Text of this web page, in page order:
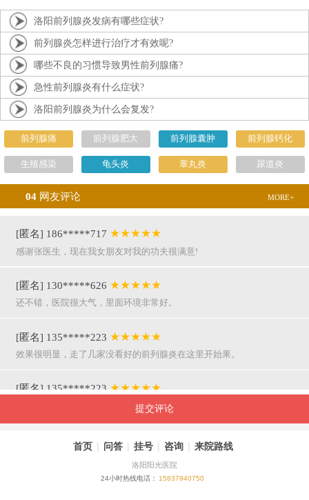
洛阳前列腺炎发病有哪些症状?
前列腺炎怎样进行治疗才有效呢?
哪些不良的习惯导致男性前列腺痛?
急性前列腺炎有什么症状?
洛阳前列腺炎为什么会复发?
前列腺痛 前列腺肥大 前列腺囊肿 前列腺钙化
生殖感染 龟头炎 睾丸炎 尿道炎
04 网友评论 MORE+
[匿名] 186*****717 ★★★★★
感谢张医生，现在我女朋友对我的功夫很满意!
[匿名] 130*****626 ★★★★★
还不错，医院很大气，里面环境非常好。
[匿名] 135*****223 ★★★★★
效果很明显，走了几家没看好的前列腺炎在这里开始果。
[匿名] 135*****223 ★★★★★
呵呵，就是屌，你们医院护士穿着挺漂亮的。
[匿名] 155*****941★★★★★
提交评论
首页 | 问答 | 挂号 | 咨询 | 来院路线
洛阳阳光医院
24小时热线电话： 15837940750